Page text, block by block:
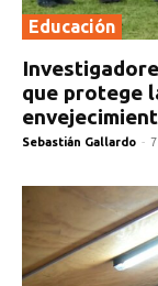
Educación
que protege
Sebastián Gallardo -